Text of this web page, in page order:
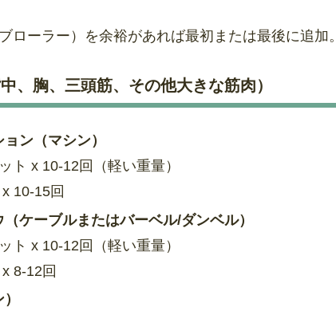
ローラー）を余裕があれば最初または最後に追加。
、胸、三頭筋、その他大きな筋肉）
ン（マシン）
ト x 10-12回（軽い重量）
10-15回
ケーブルまたはバーベル/ダンベル）
ト x 10-12回（軽い重量）
8-12回